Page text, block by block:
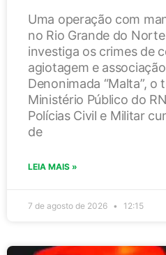
Uma operação com
no Rio Grande do
investiga os crimes de
agiotagem e
Denonimada “Malta”, o
Ministério Público do
Polícias Civil e Militar
de
LEIA MAIS »
7 de agosto de 2026 12:15